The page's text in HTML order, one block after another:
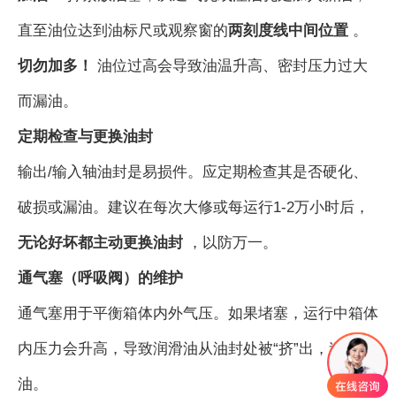
直至油位达到油标尺或观察窗的两刻度线中间位置。
切勿加多！ 油位过高会导致油温升高、密封压力过大
而漏油。
定期检查与更换油封
输出/输入轴油封是易损件。应定期检查其是否硬化、
破损或漏油。建议在每次大修或每运行1-2万小时后，
无论好坏都主动更换油封，以防万一。
通气塞（呼吸阀）的维护
通气塞用于平衡箱体内外气压。如果堵塞，运行中箱体
内压力会升高，导致润滑油从油封处被“挤”出，造成漏
油。